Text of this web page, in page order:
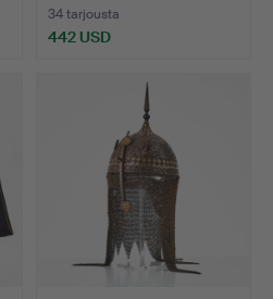
34 tarjousta
442 USD